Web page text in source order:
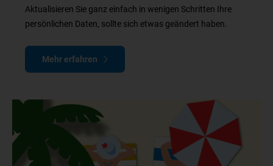
Aktualisieren Sie ganz einfach in wenigen Schritten Ihre
persönlichen Daten, sollte sich etwas geändert haben.
Mehr erfahren